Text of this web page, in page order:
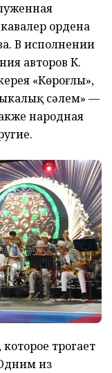
ордена
В исполнении
авторов К.
«Көроғлы»,
сәлем» —
народная
трогает
из